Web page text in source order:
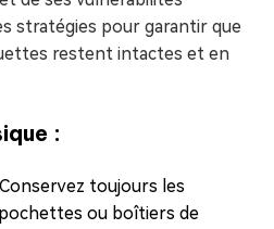
stratégies pour garantir que
restent intactes et en
:
toujours les
ou boîtiers de